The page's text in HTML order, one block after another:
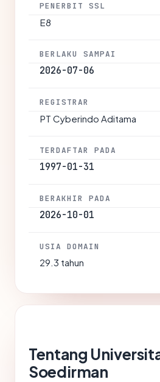
PENERBIT SSL
E8
BERLAKU SAMPAI
2026-07-06
REGISTRAR
PT Cyberindo Aditama
TERDAFTAR PADA
1997-01-31
BERAKHIR PADA
2026-10-01
USIA DOMAIN
29.3 tahun
Tentang
Soedirman